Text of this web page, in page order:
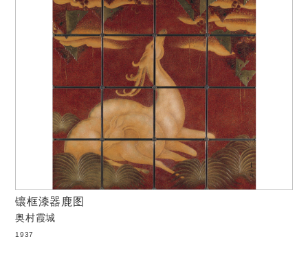
镶框漆器鹿图
奥村霞城
1937